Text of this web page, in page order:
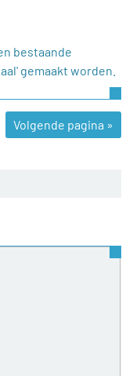
bestaande
gemaakt worden.
Volgende pagina »